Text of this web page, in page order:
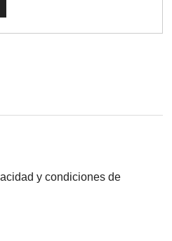
y condiciones de